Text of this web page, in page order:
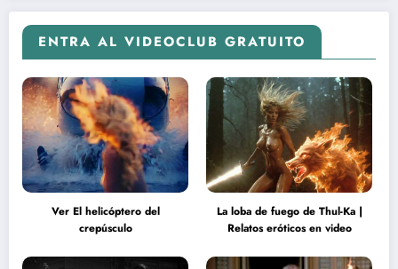
ENTRA AL VIDEOCLUB GRATUITO
Ver El helicóptero del
crepúsculo
La loba de fuego de Thul-Ka |
Relatos eróticos en video